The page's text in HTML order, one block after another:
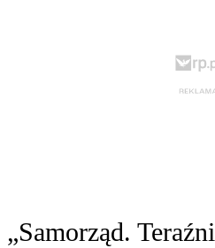
„Samorząd.